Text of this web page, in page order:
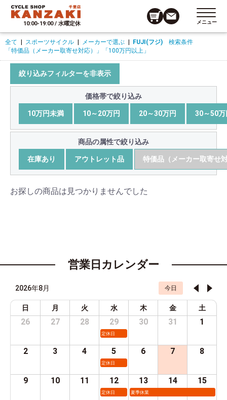
10:00-19:00 / 水曜定休 メニュー
全て スポーツサイクル メーカーで選ぶ FUJI(フジ) 検索条件
「特価品（メーカー取寄せ対応）」
「100万円以上」
絞り込みフィルターを非表示
価格帯で絞り込み
10万円未満 10～20万円 20～30万円 30～50万
商品の属性で絞り込み
在庫あり アウトレット品 特価品（メーカー取寄せ
お探しの商品は見つかりませんでした
営業日カレンダー
2026年8月 今日
日 月 火 水 木 金 土
26 27 28 29
定休日
30 31 1
2 3 4 5
定休日
6 7 8
9 10 11 12
定休日
13
夏季休業
14 15